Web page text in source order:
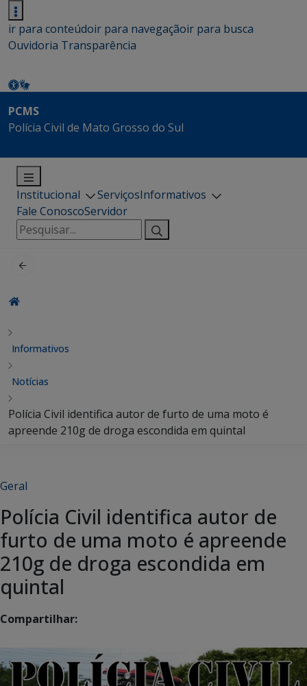
ir para conteúdoir para navegaçãoir para busca
Ouvidoria Transparência
PCMS
Polícia Civil de Mato Grosso do Sul
Institucional ServiçosInformativos
Fale ConoscoServidor
Pesquisar
por:
Informativos
Notícias
Polícia Civil identifica autor de furto de uma moto é
apreende 210g de droga escondida em quintal
Geral
Polícia Civil identifica autor de
furto de uma moto é apreende
210g de droga escondida em
quintal
Compartilhar: